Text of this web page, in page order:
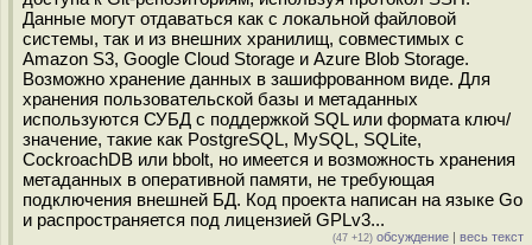
Данные могут отдаваться как с локальной файловой
системы, так и из внешних хранилищ, совместимых с
Amazon S3, Google Cloud Storage и Azure Blob Storage.
Возможно хранение данных в зашифрованном виде. Для
хранения пользовательской базы и метаданных
используются СУБД с поддержкой SQL или формата ключ/
значение, такие как PostgreSQL, MySQL, SQLite,
CockroachDB или bbolt, но имеется и возможность хранения
метаданных в оперативной памяти, не требующая
подключения внешней БД. Код проекта написан на языке Go
и распространяется под лицензией GPLv3...
(47 +12) обсуждение | весь текст